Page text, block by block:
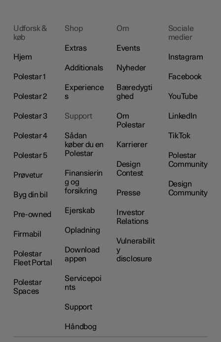
Udforsk &
køb
Hjem
Polestar 1
Polestar 2
Polestar 3
Polestar 4
Polestar 5
Prøvetur
Byg din bil
Pre-owned
Firmabil
Polestar
Fleet Portal
Polestar
Spaces
Shop
Extras
Additionals
Experience
s
Support
Sådan
køber du en
Polestar
Finansierin
g og
forsikring
Ejerskab
Opladning
Download
appen
Servicepoi
nts
Support
Håndbog
Om
Events
Nyheder
Bæredygti
ghed
Om
Polestar
Karrierer
Design
Contest
Presse
Investor
Relations
Vulnerabilit
y
disclosure
Sociale
medier
Instagram
Facebook
YouTube
LinkedIn
TikTok
Polestar
Community
Design
Community